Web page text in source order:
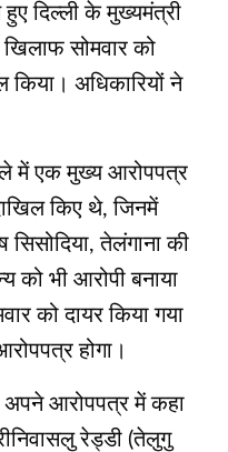
दिल्ली के मुख्यमंत्री
सोमवार को
किया। अधिकारियों ने
में एक मुख्य आरोपपत्र
किए थे, जिनमें
सिसोदिया, तेलंगाना की
को भी आरोपी बनाया
को दायर किया गया
होगा।
आरोपपत्र में कहा
रेड्डी (तेलुगु